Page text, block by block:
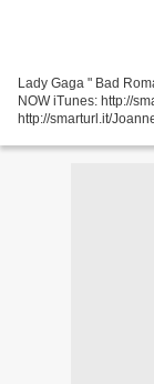
Lady Gaga " Bad
NOW iTunes: http://
http://smarturl.it/
Video...